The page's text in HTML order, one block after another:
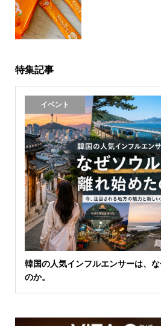
特集記事
イベント
韓国の人気インフルエンサーは、
のか。